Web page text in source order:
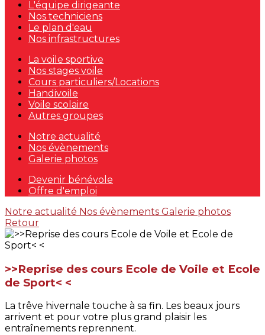
L'équipe dirigeante
Nos techniciens
Le plan d'eau
Nos infrastructures
La voile sportive
Nos stages voile
Cours particuliers/Locations
Handivoile
Voile scolaire
Autres groupes
Notre actualité
Nos évènements
Galerie photos
Devenir bénévole
Offre d'emploi
Notre actualité Nos évènements Galerie photos
Retour
>>Reprise des cours Ecole de Voile et Ecole
de Sport< <
La trêve hivernale touche à sa fin. Les beaux jours
arrivent et pour votre plus grand plaisir les
entraînements reprennent.